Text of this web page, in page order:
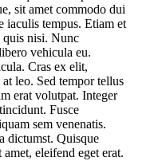
sit amet commodo dui
iaculis tempus. Etiam et
quis nisi. Nunc
vehicula eu.
Cras ex elit,
leo. Sed tempor tellus
erat volutpat. Integer
Fusce
sem venenatis.
dictumst. Quisque
eleifend eget erat.